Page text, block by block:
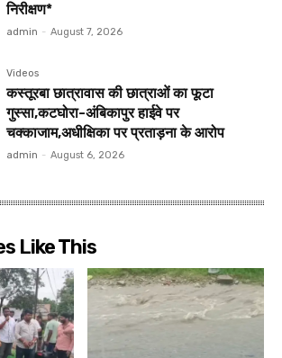
निरीक्षण*
admin - August 7, 2026
Videos
कस्तूरबा छात्रावास की छात्राओं का फूटा
गुस्सा,कटघोरा-अंबिकापुर हाईवे पर
चक्काजाम,अधीक्षिका पर प्रताड़ना के आरोप
admin - August 6, 2026
Like This